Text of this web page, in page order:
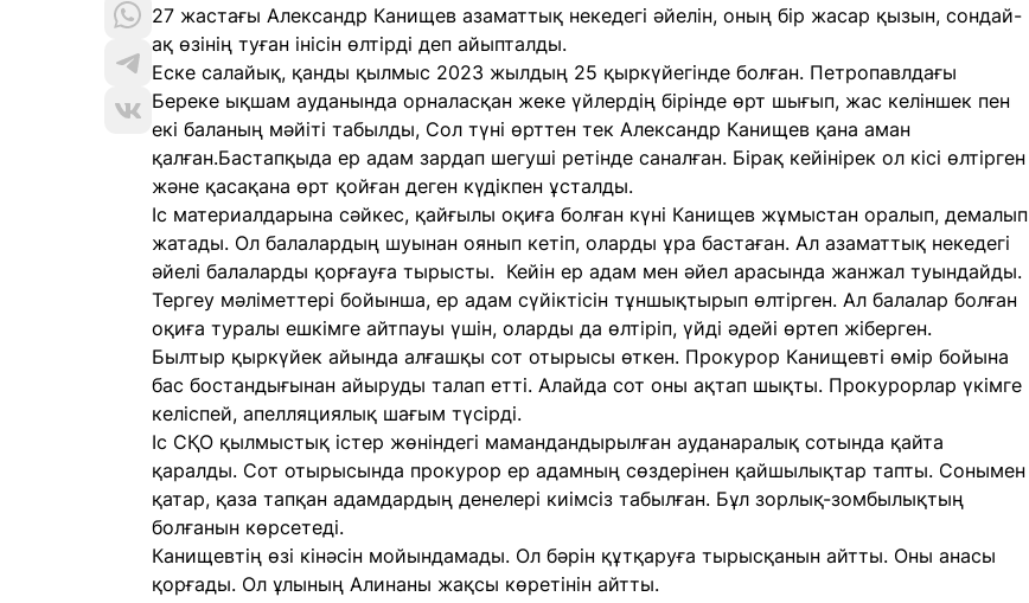
27 жастағы Александр Канищев азаматтық некедегі әйелін, оның бір жасар қызын, сондай-
ақ өзінің туған інісін өлтірді деп айыпталды.
Еске салайық, қанды қылмыс 2023 жылдың 25 қыркүйегінде болған. Петропавлдағы
Береке ықшам ауданында орналасқан жеке үйлердің бірінде өрт шығып, жас келіншек пен
екі баланың мәйіті табылды, Сол түні өрттен тек Александр Канищев қана аман
қалған.Бастапқыда ер адам зардап шегуші ретінде саналған. Бірақ кейінірек ол кісі өлтірген
және қасақана өрт қойған деген күдікпен ұсталды.
Іс материалдарына сәйкес, қайғылы оқиға болған күні Канищев жұмыстан оралып, демалып
жатады. Ол балалардың шуынан оянып кетіп, оларды ұра бастаған. Ал азаматтық некедегі
әйелі балаларды қорғауға тырысты. Кейін ер адам мен әйел арасында жанжал туындайды.
Тергеу мәліметтері бойынша, ер адам сүйіктісін тұншықтырып өлтірген. Ал балалар болған
оқиға туралы ешкімге айтпауы үшін, оларды да өлтіріп, үйді әдейі өртеп жіберген.
Былтыр қыркүйек айында алғашқы сот отырысы өткен. Прокурор Канищевті өмір бойына
бас бостандығынан айыруды талап етті. Алайда сот оны ақтап шықты. Прокурорлар үкімге
келіспей, апелляциялық шағым түсірді.
Іс СҚО қылмыстық істер жөніндегі мамандандырылған ауданаралық сотында қайта
қаралды. Сот отырысында прокурор ер адамның сөздерінен қайшылықтар тапты. Сонымен
қатар, қаза тапқан адамдардың денелері киімсіз табылған. Бұл зорлық-зомбылықтың
болғанын көрсетеді.
Канищевтің өзі кінәсін мойындамады. Ол бәрін құтқаруға тырысқанын айтты. Оны анасы
қорғады. Ол ұлының Алинаны жақсы көретінін айтты.